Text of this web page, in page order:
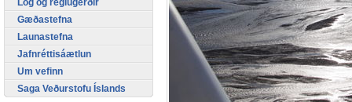
Gæðastefna
Launastefna
Jafnréttisáætlun
Um vefinn
Saga Veðurstofu Íslands